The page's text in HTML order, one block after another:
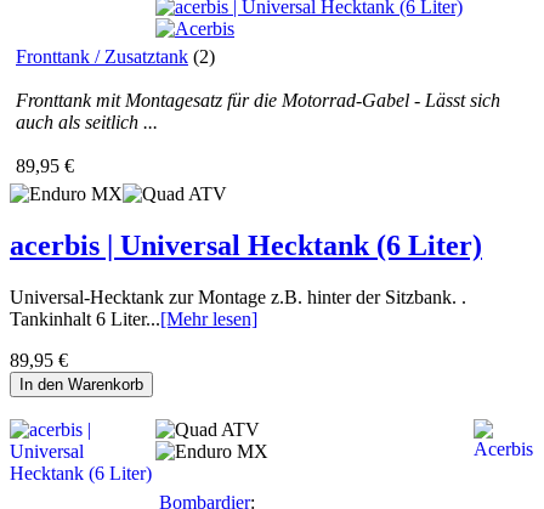
Fronttank / Zusatztank (2)
Fronttank mit Montagesatz für die Motorrad-Gabel - Lässt sich
auch als seitlich ...
89,95 €
acerbis | Universal Hecktank (6 Liter)
Universal-Hecktank zur Montage z.B. hinter der Sitzbank. .
Tankinhalt 6 Liter...[Mehr lesen]
89,95 €
In den Warenkorb
Bombardier: